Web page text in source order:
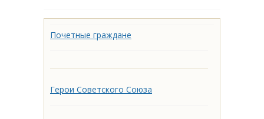
Почетные граждане
Герои Советского Союза